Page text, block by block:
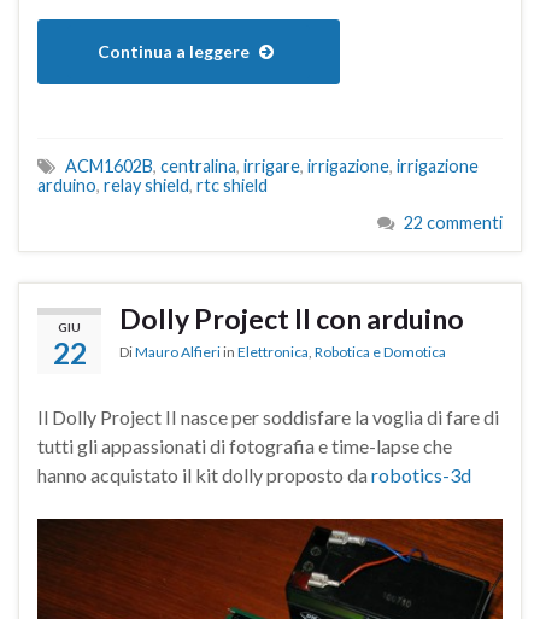
Continua a leggere
ACM1602B, centralina, irrigare, irrigazione, irrigazione
arduino, relay shield, rtc shield
22 commenti
GIU
22
Dolly Project II con arduino
DiMauro Alfieri in Elettronica Robotica e Domotica
Il Dolly Project II nasce per soddisfare la voglia di fare di
tutti gli appassionati di fotografia e time-lapse che
hanno acquistato il kit dolly proposto da robotics-3d